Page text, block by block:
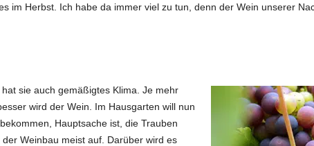
im Herbst. Ich habe da immer viel zu tun, denn der Wein unserer
sie auch gemäßigtes Klima. Je mehr
wird der Wein. Im Hausgarten will nun
Hauptsache ist, die Trauben
Weinbau meist auf. Darüber wird es